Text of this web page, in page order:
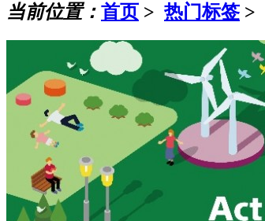
当前位置： 首页 > 热门标签 >